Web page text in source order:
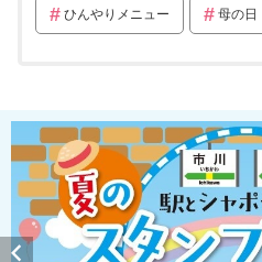
ひんやりメニュー 母の日